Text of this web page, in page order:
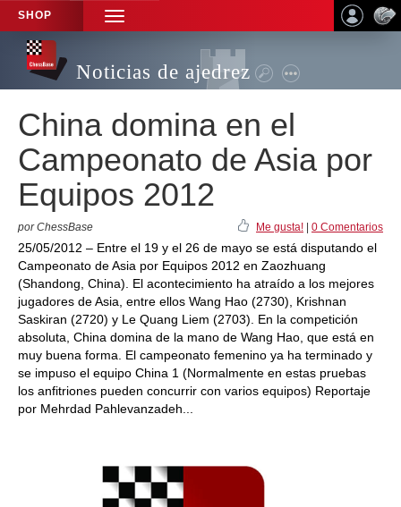
SHOP
TOGGLE
NAVIGATION
Noticias de ajedrez
China domina en el
Campeonato de Asia por
Equipos 2012
por ChessBase Me gusta! 0 Comentarios
25/05/2012 – Entre el 19 y el 26 de mayo se está disputando el
Campeonato de Asia por Equipos 2012 en Zaozhuang
(Shandong, China). El acontecimiento ha atraído a los mejores
jugadores de Asia, entre ellos Wang Hao (2730), Krishnan
Saskiran (2720) y Le Quang Liem (2703). En la competición
absoluta, China domina de la mano de Wang Hao, que está en
muy buena forma. El campeonato femenino ya ha terminado y
se impuso el equipo China 1 (Normalmente en estas pruebas
los anfitriones pueden concurrir con varios equipos) Reportaje
por Mehrdad Pahlevanzadeh...